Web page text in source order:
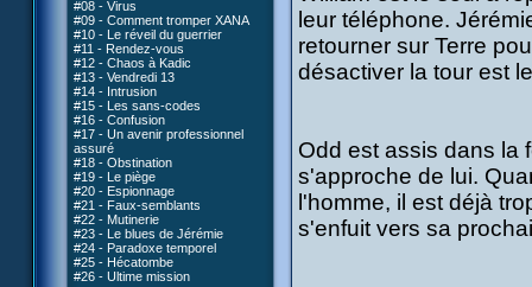
#08 - Virus
#09 - Comment tromper XANA
#10 - Le réveil du guerrier
#11 - Rendez-vous
#12 - Chaos à Kadic
#13 - Vendredi 13
#14 - Intrusion
#15 - Les sans-codes
#16 - Confusion
#17 - Un avenir professionnel
assuré
#18 - Obstination
#19 - Le piège
#20 - Espionnage
#21 - Faux-semblants
#22 - Mutinerie
#23 - Le blues de Jérémie
#24 - Paradoxe temporel
#25 - Hécatombe
#26 - Ultime mission
leur téléphone.
retourner sur Terre
désactiver la tour est
Odd est assis dans la
s'approche de lui.
l'homme, il est déjà
s'enfuit vers sa